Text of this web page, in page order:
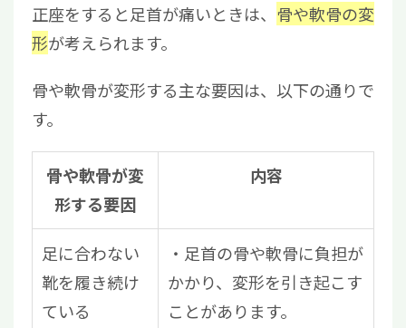
正座をすると足首が痛いときは、 骨や軟骨の変
形が考えられます。
骨や軟骨が変形する主な要因は、以下の通りで
す。
骨や軟骨が変
形する要因
内容
足に合わない
靴を履き続け
ている
足首の骨や軟骨に負担が
かかり、変形を引き起こす
ことがあります。